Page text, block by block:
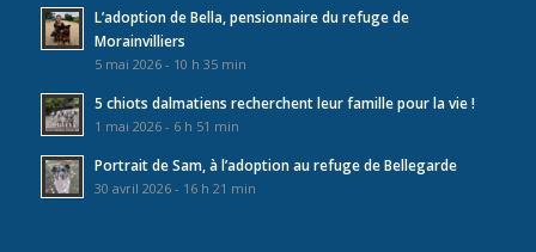
L’adoption de Bella, pensionnaire du refuge de
Morainvilliers
5 mai 2026 - 10 h 35 min
5 chiots dalmatiens recherchent leur famille pour la vie !
1 mai 2026 - 6 h 51 min
Portrait de Sam, à l’adoption au refuge de Bellegarde
30 avril 2026 - 16 h 21 min